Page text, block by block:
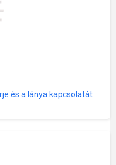
és a lánya kapcsolatát